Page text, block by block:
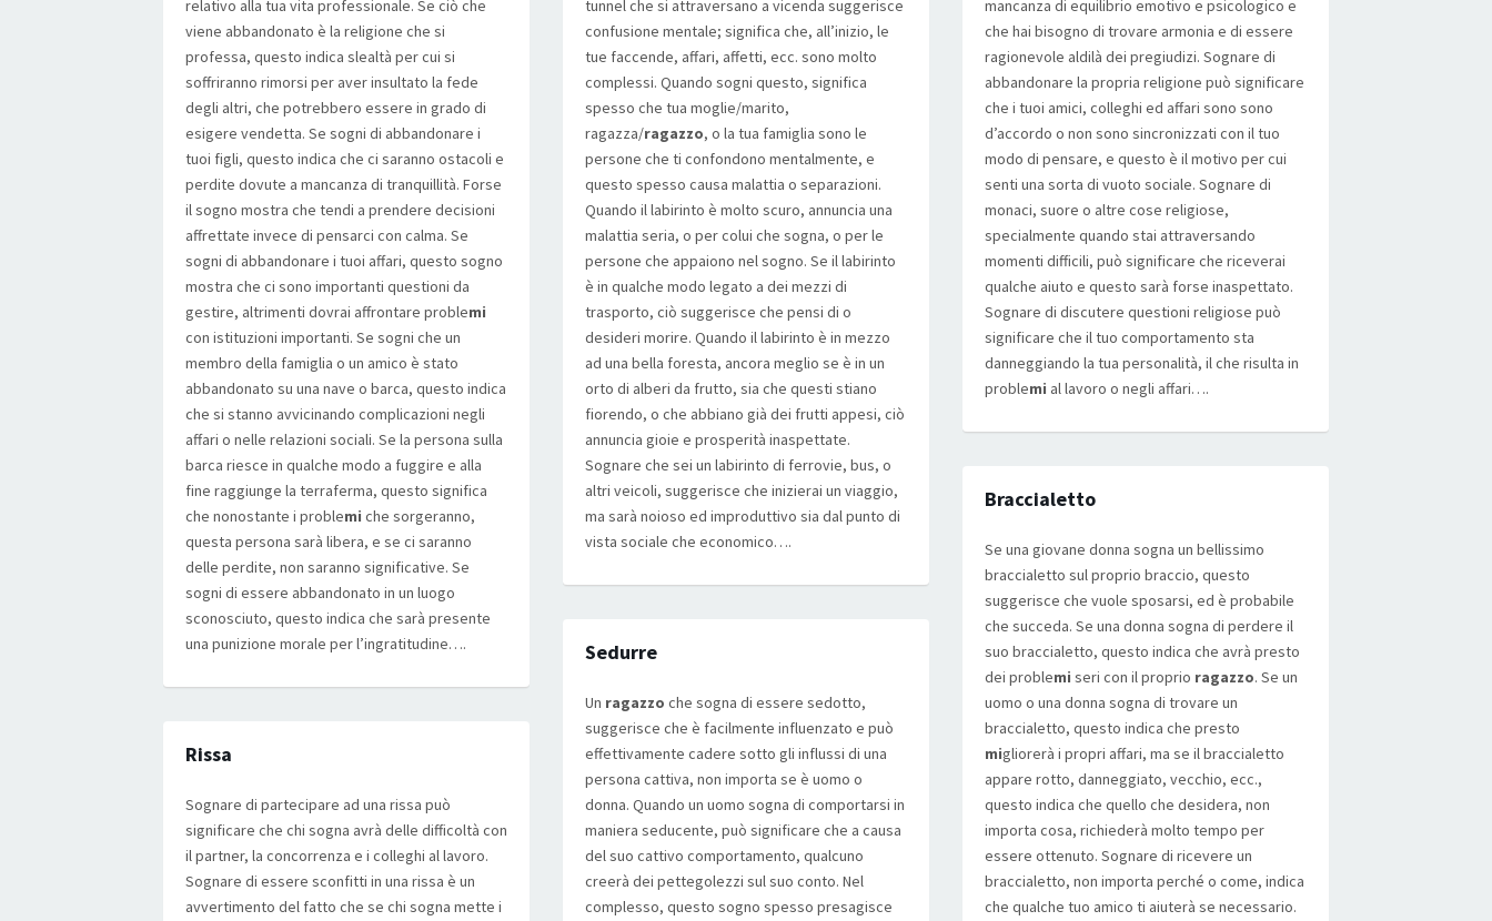
relativo alla tua vita professionale. Se ciò che
viene abbandonato è la religione che si
professa, questo indica slealtà per cui si
soffriranno rimorsi per aver insultato la fede
degli altri, che potrebbero essere in grado di
esigere vendetta. Se sogni di abbandonare i
tuoi figli, questo indica che ci saranno ostacoli e
perdite dovute a mancanza di tranquillità. Forse
il sogno mostra che tendi a prendere decisioni
affrettate invece di pensarci con calma. Se
sogni di abbandonare i tuoi affari, questo sogno
mostra che ci sono importanti questioni da
gestire, altrimenti dovrai affrontare problemi
con istituzioni importanti. Se sogni che un
membro della famiglia o un amico è stato
abbandonato su una nave o barca, questo indica
che si stanno avvicinando complicazioni negli
affari o nelle relazioni sociali. Se la persona sulla
barca riesce in qualche modo a fuggire e alla
fine raggiunge la terraferma, questo significa
che nonostante i problemi che sorgeranno,
questa persona sarà libera, e se ci saranno
delle perdite, non saranno significative. Se
sogni di essere abbandonato in un luogo
sconosciuto, questo indica che sarà presente
una punizione morale per l’ingratitudine….
mancanza di equilibrio emotivo e psicologico e
che hai bisogno di trovare armonia e di essere
ragionevole aldilà dei pregiudizi. Sognare di
abbandonare la propria religione può significare
che i tuoi amici, colleghi ed affari sono sono
d’accordo o non sono sincronizzati con il tuo
modo di pensare, e questo è il motivo per cui
senti una sorta di vuoto sociale. Sognare di
monaci, suore o altre cose religiose,
specialmente quando stai attraversando
momenti difficili, può significare che riceverai
qualche aiuto e questo sarà forse inaspettato.
Sognare di discutere questioni religiose può
significare che il tuo comportamento sta
danneggiando la tua personalità, il che risulta in
problemi al lavoro o negli affari….
tunnel che si attraversano a vicenda suggerisce
confusione mentale; significa che, all’inizio, le
tue faccende, affari, affetti, ecc. sono molto
complessi. Quando sogni questo, significa
spesso che tua moglie/marito,
ragazza/ragazzo, o la tua famiglia sono le
persone che ti confondono mentalmente, e
questo spesso causa malattia o separazioni.
Quando il labirinto è molto scuro, annuncia una
malattia seria, o per colui che sogna, o per le
persone che appaiono nel sogno. Se il labirinto
è in qualche modo legato a dei mezzi di
trasporto, ciò suggerisce che pensi di o
desideri morire. Quando il labirinto è in mezzo
ad una bella foresta, ancora meglio se è in un
orto di alberi da frutto, sia che questi stiano
fiorendo, o che abbiano già dei frutti appesi, ciò
annuncia gioie e prosperità inaspettate.
Sognare che sei un labirinto di ferrovie, bus, o
altri veicoli, suggerisce che inizierai un viaggio,
ma sarà noioso ed improduttivo sia dal punto di
vista sociale che economico….
Braccialetto
Se una giovane donna sogna un bellissimo
braccialetto sul proprio braccio, questo
suggerisce che vuole sposarsi, ed è probabile
che succeda. Se una donna sogna di perdere il
suo braccialetto, questo indica che avrà presto
dei problemi seri con il proprio ragazzo. Se un
uomo o una donna sogna di trovare un
braccialetto, questo indica che presto
migliorerà i propri affari, ma se il braccialetto
appare rotto, danneggiato, vecchio, ecc.,
questo indica che quello che desidera, non
importa cosa, richiederà molto tempo per
essere ottenuto. Sognare di ricevere un
braccialetto, non importa perché o come, indica
che qualche tuo amico ti aiuterà se necessario.
Sedurre
Un ragazzo che sogna di essere sedotto,
suggerisce che è facilmente influenzato e può
effettivamente cadere sotto gli influssi di una
persona cattiva, non importa se è uomo o
donna. Quando un uomo sogna di comportarsi in
maniera seducente, può significare che a causa
del suo cattivo comportamento, qualcuno
creerà dei pettegolezzi sul suo conto. Nel
complesso, questo sogno spesso presagisce
Rissa
Sognare di partecipare ad una rissa può
significare che chi sogna avrà delle difficoltà con
il partner, la concorrenza e i colleghi al lavoro.
Sognare di essere sconfitti in una rissa è un
avvertimento del fatto che se chi sogna mette i